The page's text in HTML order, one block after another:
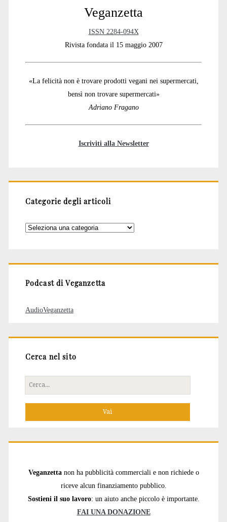
Veganzetta
ISSN 2284-094X
Rivista fondata il 15 maggio 2007
«La felicità non è trovare prodotti vegani nei supermercati,
bensì non trovare supermercati»
Adriano Fragano
Iscriviti alla Newsletter
Categorie degli articoli
Categorie
Podcast di Veganzetta
AudioVeganzetta
Cerca nel sito
Cerca
per:
Veganzetta non ha pubblicità commerciali e non richiede o
riceve alcun finanziamento pubblico.
Sostieni il suo lavoro: un aiuto anche piccolo è importante.
FAI UNA DONAZIONE